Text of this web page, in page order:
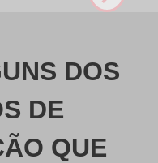
DOS
DE
QUE